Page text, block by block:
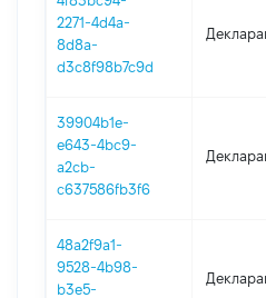
2271-4d4a-
8d8a-
d3c8f98b7c9d
39904b1e-
e643-4bc9-
a2cb-
c637586fb3f6
48a2f9a1-
9528-4b98-
b3e5-